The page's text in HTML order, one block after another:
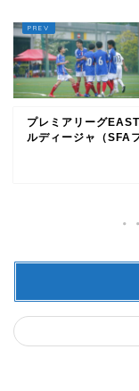
プレミアリーグ
ルディージャ（SFA